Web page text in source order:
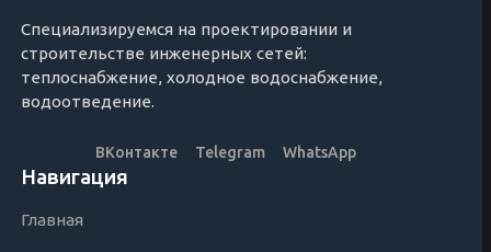
Специализируемся на проектировании и
строительстве инженерных сетей:
теплоснабжение, холодное водоснабжение,
водоотведение.
ВКонтакте Telegram WhatsApp
Навигация
Главная